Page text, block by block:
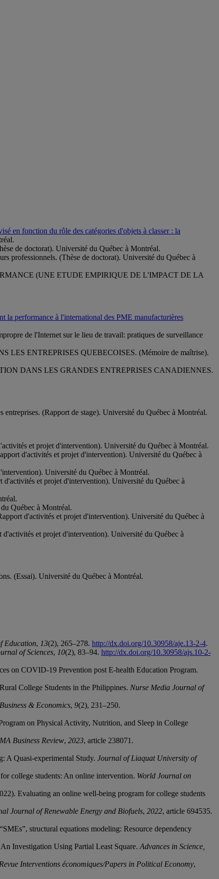
en fonction du rôle des catégories d'objets à classer : la
de doctorat). Université du Québec à Montréal.
professionnels. (Thèse de doctorat). Université du Québec à
(UNE ETUDE EMPIRIQUE DE L'IMPACT DE LA
la performance à l'international des PME manufacturières
de l'Internet sur le lieu de travail: pratiques de surveillance
ENTREPRISES QUEBECOISES. (Mémoire de maîtrise).
DANS LES GRANDES ENTREPRISES CANADIENNES.
(Rapport de stage). Université du Québec à Montréal.
et projet d'intervention). Université du Québec à Montréal.
d'activités et projet d'intervention). Université du Québec à
Université du Québec à Montréal.
et projet d'intervention). Université du Québec à
Québec à Montréal.
d'activités et projet d'intervention). Université du Québec à
et projet d'intervention). Université du Québec à
(Essai). Université du Québec à Montréal.
Education, 13(2), 265–278. http://dx.doi.org/10.30958/aje.13-2-4.
of Sciences, 10(2), 83–94. http://dx.doi.org/10.30958/ajs.10-2-
on COVID-19 Prevention post E-health Education Program.
College Students in the Philippines. Nurse Media Journal of
& Economics, 9(2), 231–250.
on Physical Activity, Nutrition, and Sleep in College
Business Review, 2023, article 238071.
A Quasi-experimental Study. Journal of Liaquat University of
college students: An online intervention. World Journal on
Evaluating an online well-being program for college students
Journal of Renewable Energy and Biofuels, 2022, article 694535.
structural equations modeling: Resource dependency
Investigation Using Partial Least Square. Advances in Science,
Revue Interventions économiques/Papers in Political Economy,